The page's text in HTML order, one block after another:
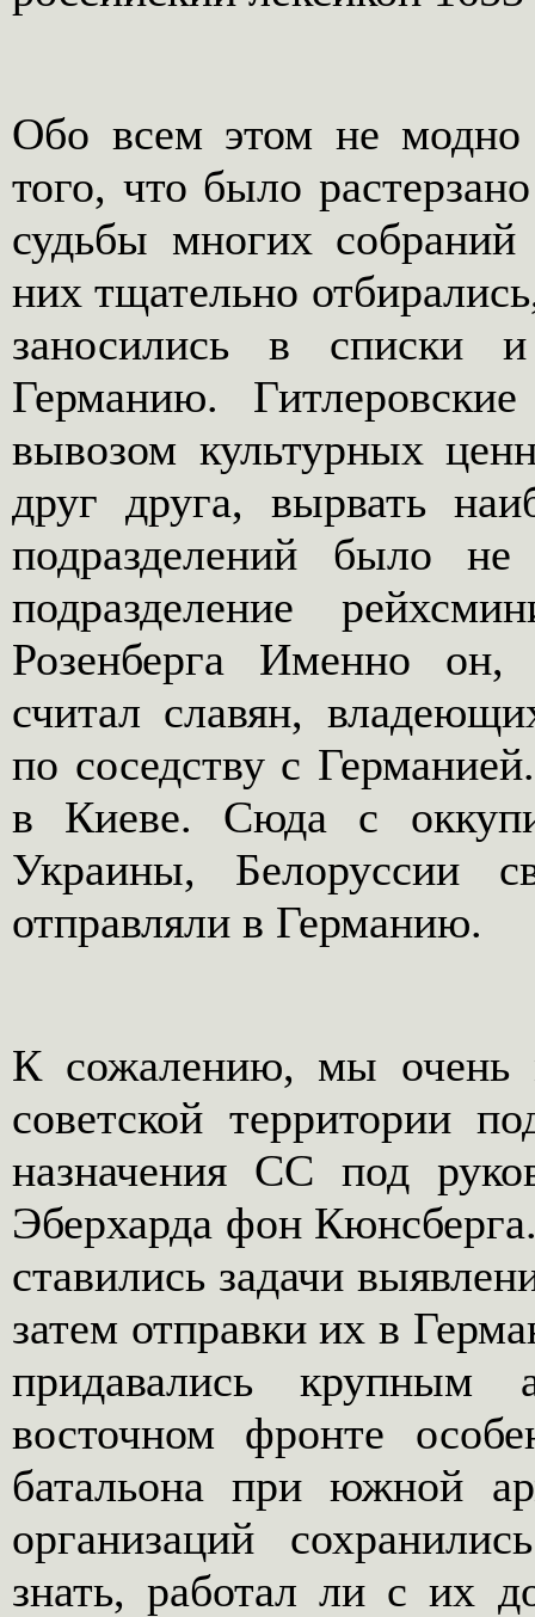
Обо всем этом не модно
того, что было
судьбы многих
них тщательно
заносились в списки
Германию.
вывозом культурных
друг друга, вырвать
подразделений было
подразделение
Розенберга Именно
считал славян,
по соседству с
в Киеве. Сюда с
Украины, Белоруссии
отправляли в Германию.
К сожалению, мы очень
советской территории
назначения СС под
Эберхарда фон
ставились задачи
затем отправки их в
придавались крупным
восточном фронте
батальона при южной
организаций
знать, работал ли с их